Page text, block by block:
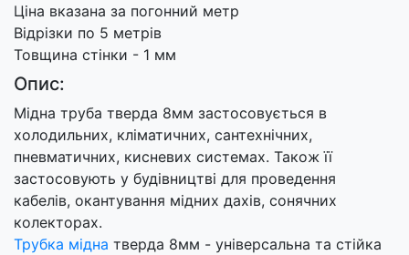
Ціна вказана за погонний метр
Відрізки по 5 метрів
Товщина стінки - 1 мм
Опис:
Мідна труба тверда 8мм застосовується в
холодильних, кліматичних, сантехнічних,
пневматичних, кисневих системах. Також її
застосовують у будівництві для проведення
кабелів, окантування мідних дахів, сонячних
колекторах.
Трубка мідна тверда 8мм - універсальна та стійка